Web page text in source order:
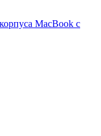
MacBook с